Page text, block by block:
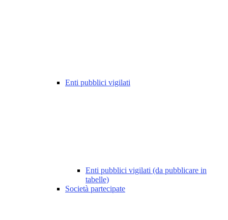
Enti pubblici vigilati
Enti pubblici vigilati (da pubblicare in
tabelle)
Società partecipate